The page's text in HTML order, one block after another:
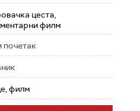
цеста,
филм
почетак
филм